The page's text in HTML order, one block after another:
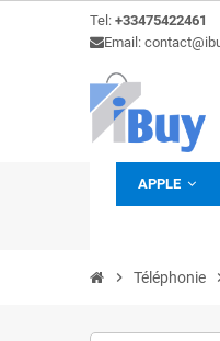
Tel: +33475422461
Email:
view_headline
APPLE
chevron_right Téléphonie